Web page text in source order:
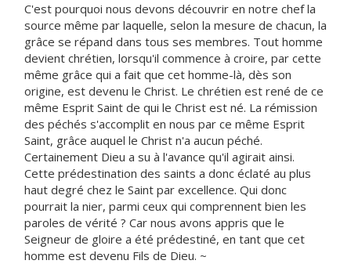
C'est pourquoi nous devons découvrir en notre chef la
source même par laquelle, selon la mesure de chacun, la
grâce se répand dans tous ses membres. Tout homme
devient chrétien, lorsqu'il commence à croire, par cette
même grâce qui a fait que cet homme-là, dès son
origine, est devenu le Christ. Le chrétien est rené de ce
même Esprit Saint de qui le Christ est né. La rémission
des péchés s'accomplit en nous par ce même Esprit
Saint, grâce auquel le Christ n'a aucun péché.
Certainement Dieu a su à l'avance qu'il agirait ainsi.
Cette prédestination des saints a donc éclaté au plus
haut degré chez le Saint par excellence. Qui donc
pourrait la nier, parmi ceux qui comprennent bien les
paroles de vérité ? Car nous avons appris que le
Seigneur de gloire a été prédestiné, en tant que cet
homme est devenu Fils de Dieu. ~